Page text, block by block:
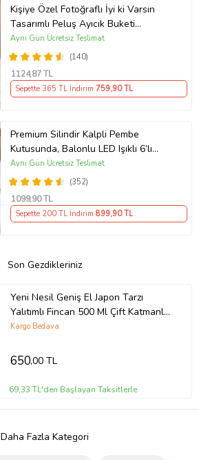
Kişiye Özel Fotoğraflı İyi ki Varsın
Tasarımlı Peluş Ayıcık Buketi
(Pembe)
(140)
Aynı Gün Ücretsiz Teslimat
1124,87 TL
Sepette 365 TL İndirim 759,90 TL
Premium Silindir Kalpli Pembe
Kutusunda, Balonlu LED Işıklı 6’lı
Pembe Ayıcık Buketi Arkadaşa
Sevgiliye Hediye
(352)
Aynı Gün Ücretsiz Teslimat
1099,90 TL
Sepette 200 TL İndirim 899,90 TL
Son Gezdikleriniz
Yeni Nesil Geniş El Japon Tarzı
Yalıtımlı Fincan 500 Ml Çift Katmanlı
304 Paslanmaz Çelik Termos 885
Kargo Bedava
650,00 TL
69,33 TL'den Başlayan Taksitlerle
Daha Fazla Kategori